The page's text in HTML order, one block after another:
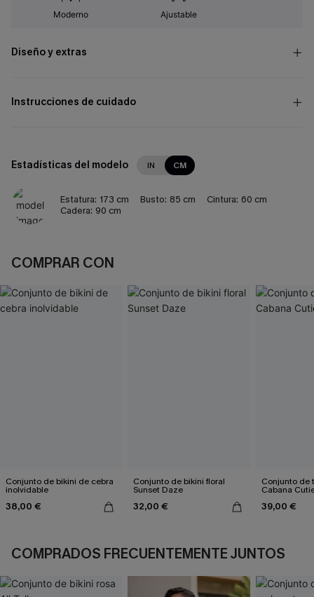
Moderno Ajustable
Diseño y extras
Instrucciones de cuidado
Estadísticas del modelo IN CM
Estatura: 173 cm Busto: 85 cm Cintura: 60 cm
Cadera: 90 cm
COMPRAR CON
Conjunto de bikini de cebra
inolvidable
38,00 €
Conjunto de bikini floral
Sunset Daze
32,00 €
Conjunto de
Cabana
39,00 €
COMPRADOS FRECUENTEMENTE JUNTOS